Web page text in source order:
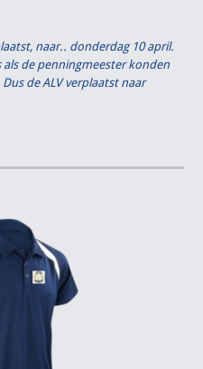
naar.. donderdag 10 april.
de penningmeester konden
de ALV verplaatst naar